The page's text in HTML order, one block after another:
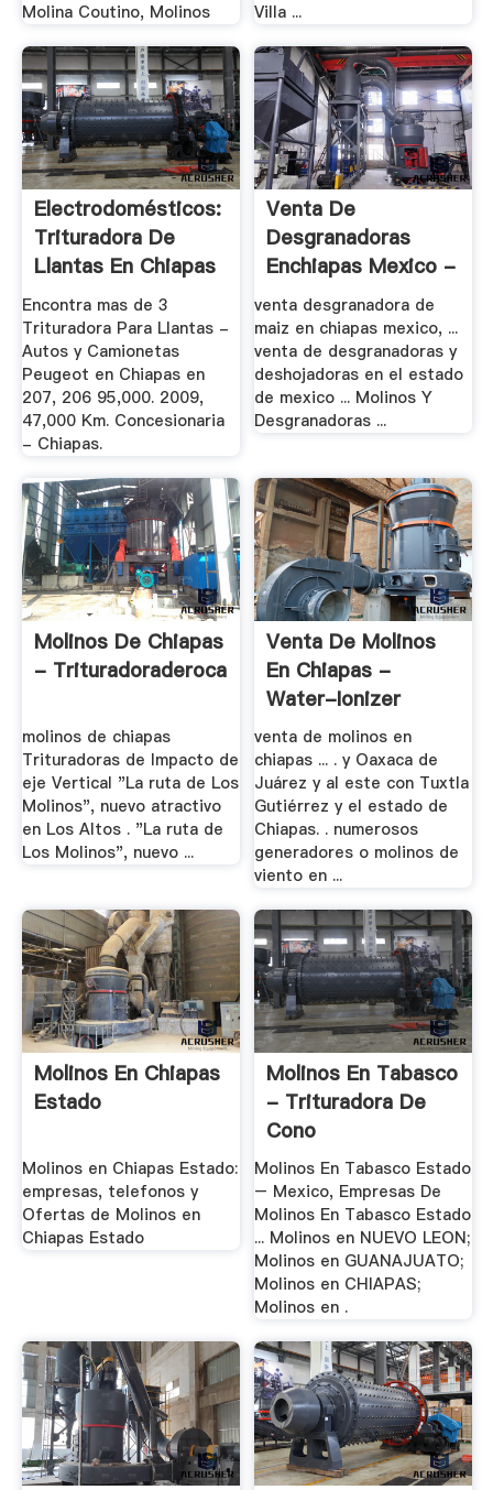
Molina Coutino, Molinos Villa ...
Electrodomésticos:
Trituradora De
Llantas En Chiapas
Encontra mas de 3
Trituradora Para Llantas -
Autos y Camionetas
Peugeot en Chiapas en
207, 206 95,000. 2009,
47,000 Km. Concesionaria
- Chiapas.
Venta De
Desgranadoras
Enchiapas Mexico -
.
venta desgranadora de
maiz en chiapas mexico, ...
venta de desgranadoras y
deshojadoras en el estado
de mexico ... Molinos Y
Desgranadoras ...
Molinos De Chiapas
- Trituradoraderoca
molinos de chiapas
Trituradoras de Impacto de
eje Vertical "La ruta de Los
Molinos", nuevo atractivo
en Los Altos . "La ruta de
Los Molinos", nuevo ...
Venta De Molinos
En Chiapas -
Water-Ionizer
venta de molinos en
chiapas ... . y Oaxaca de
Juárez y al este con Tuxtla
Gutiérrez y el estado de
Chiapas. . numerosos
generadores o molinos de
viento en ...
Molinos En Chiapas
Estado
Molinos en Chiapas Estado:
empresas, telefonos y
Ofertas de Molinos en
Chiapas Estado
Molinos En Tabasco
- Trituradora De
Cono
Molinos En Tabasco Estado
– Mexico, Empresas De
Molinos En Tabasco Estado
... Molinos en NUEVO LEON;
Molinos en GUANAJUATO;
Molinos en CHIAPAS;
Molinos en .